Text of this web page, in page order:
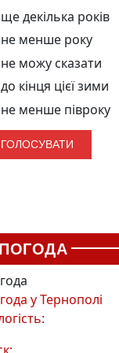
ще декілька років
не менше року
не можу сказати
до кінця цієї зими
не менше півроку
ПОГОДА
уТернополі